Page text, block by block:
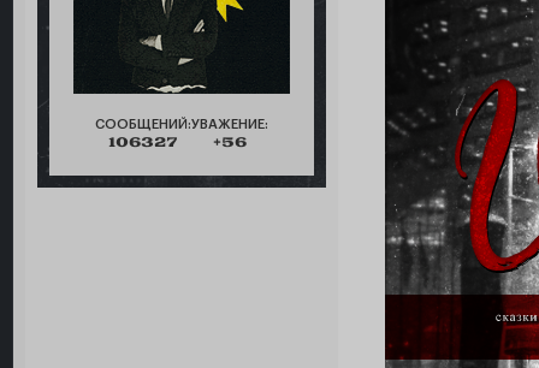
СООБЩЕНИЙ:
106327
УВАЖЕНИЕ:
+56